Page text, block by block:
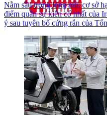
Nằm sâu trong lòng núi, cơ sở
điểm quân sự kiên cố nhất của
ý sau tuyên bố cứng rắn của